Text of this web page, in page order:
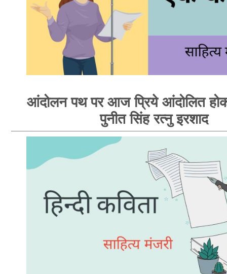
आंदोलन पथ पर आज प्रिये आंदोलित
पुनीत सिंह रत्नु इरशाद